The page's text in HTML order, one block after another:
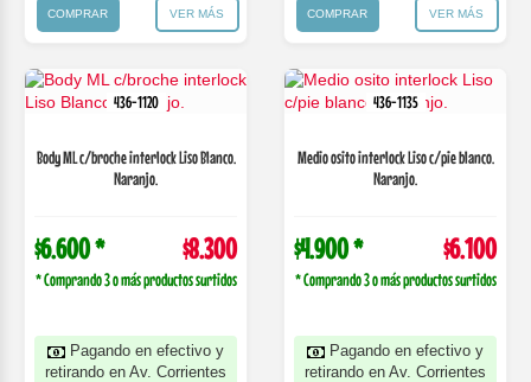
COMPRAR VER MÁS COMPRAR VER MÁS
436-1120
Body ML c/broche interlock Liso Blanco.
Naranjo.
$6.600 * $8.300
* Comprando 3 o más productos surtidos
Pagando en efectivo y
retirando en Av. Corrientes
436-1135
Medio osito interlock Liso c/pie blanco.
Naranjo.
$4.900 * $6.100
* Comprando 3 o más productos surtidos
Pagando en efectivo y
retirando en Av. Corrientes